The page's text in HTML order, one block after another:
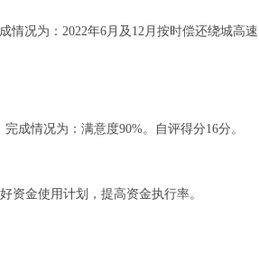
情况为：2022年6月及12月按时偿还绕城高
成情况为：满意度90%。自评得分16分。
资金使用计划，提高资金执行率。